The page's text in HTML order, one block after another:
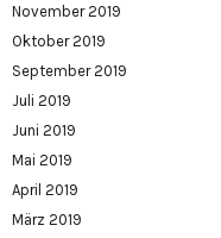
November 2019
Oktober 2019
September 2019
Juli 2019
Juni 2019
Mai 2019
April 2019
März 2019